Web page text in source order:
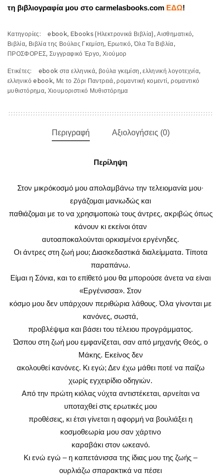
τη βιβλιογραφία μου στο carmelasbooks.com ΕΔΩ!
Κατηγορίες: ebook, Ebooks (Ηλεκτρονικά Βιβλία) ,Αισθηματικό,
Βιβλία, Βιβλία της Βούλας Γκεμίση, Ερωτικό,Όλα Τα Βιβλία,
ΠΡΟΣΦΟΡΕΣ, Συγγραφικό Έργο,Χιούμορ
Ετικέτες: ebook στα ελληνικά, βούλα γκεμίση ,ελληνική λογοτεχνία,
ελληνικό ebook, Με το Ζόρι Παντρειά,ρομαντική κομεντί,ρομαντικό
μυθιστόρημα, Χιουμοριστικό Μυθιστόρημα
Περιγραφή Αξιολογήσεις (0)
Περίληψη
Στον μικρόκοσμό μου απολαμβάνω την τελειομανία μου·
εργάζομαι μανιωδώς και
παθιάζομαι με το να χρησιμοποιώ τους άντρες, ακριβώς όπως
κάνουν κι εκείνοι όταν
αυτοαποκαλούνται ορκισμένοι εργένηδες.
Οι άντρες στη ζωή μου; Διασκεδαστικά διαλείμματα. Τίποτα
παραπάνω.
Είμαι η Σόνια, και το επίθετό μου θα μπορούσε άνετα να είναι
«Εργένισσα». Στον
κόσμο μου δεν υπάρχουν περιθώρια λάθους. Όλα γίνονται με
κανόνες, σωστά,
προβλέψιμα και βάσει του τέλειου προγράμματος.
Ώσπου στη ζωή μου εμφανίζεται, σαν από μηχανής Θεός, ο
Μάκης. Εκείνος δεν
ακολουθεί κανόνες. Κι εγώ; Δεν έχω μάθει ποτέ να παίζω
χωρίς εγχειρίδιο οδηγιών.
Από την πρώτη κιόλας νύχτα αντιστέκεται, αρνείται να
υποταχθεί στις ερωτικές μου
προθέσεις, κι έτσι γίνεται η αφορμή να βουλιάξει η
κοσμοθεωρία μου σαν χάρτινο
καραβάκι στον ωκεανό.
Κι ενώ εγώ – η καπετάνισσα της ίδιας μου της ζωής –
ουρλιάζω σπαρακτικά να πέσει